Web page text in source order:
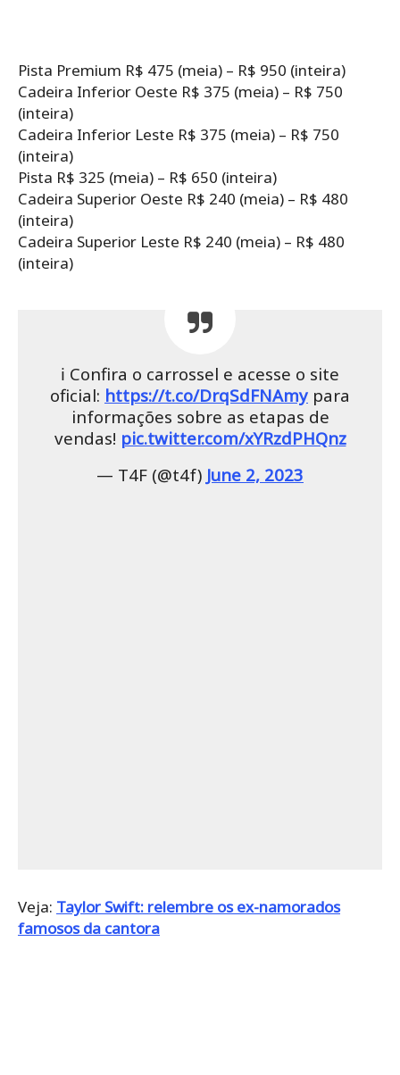
Pista Premium R$ 475 (meia) – R$ 950 (inteira)
Cadeira Inferior Oeste R$ 375 (meia) – R$ 750
(inteira)
Cadeira Inferior Leste R$ 375 (meia) – R$ 750
(inteira)
Pista R$ 325 (meia) – R$ 650 (inteira)
Cadeira Superior Oeste R$ 240 (meia) – R$ 480
(inteira)
Cadeira Superior Leste R$ 240 (meia) – R$ 480
(inteira)
ℹ️ Confira o carrossel e acesse o site
oficial: https://t.co/DrqSdFNAmy para
informações sobre as etapas de
vendas! pic.twitter.com/xYRzdPHQnz
— T4F (@t4f) June 2, 2023
Veja: Taylor Swift: relembre os ex-namorados
famosos da cantora